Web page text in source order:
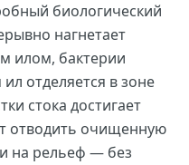
биологический
нагнетает
илом, бактерии
отделяется в зоне
стока достигает
отводить очищенную
на рельеф — без